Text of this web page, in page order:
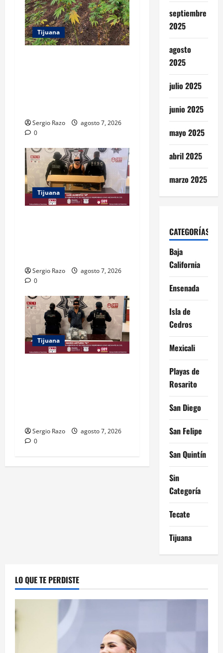
Tijuana
Sergio Razo
agosto 7, 2026
0
Tijuana
Sergio Razo
agosto 7, 2026
0
Tijuana
Sergio Razo
agosto 7, 2026
0
septiembre
2025
agosto
2025
julio 2025
junio 2025
mayo 2025
abril 2025
marzo 2025
CATEGORÍAS
Baja
California
Ensenada
Isla de
Cedros
Mexicali
Playas de
Rosarito
San Diego
San Felipe
San Quintín
Sin
Categoría
Tecate
Tijuana
LO QUE TE PERDISTE